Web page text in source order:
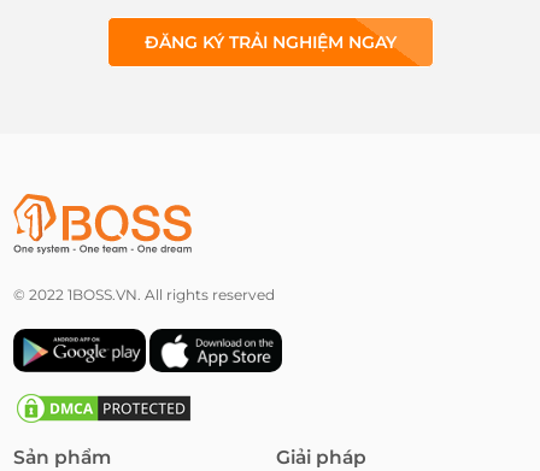
ĐĂNG KÝ TRẢI NGHIỆM NGAY
© 2022 1BOSS.VN. All rights reserved
Sản phẩm Giải pháp